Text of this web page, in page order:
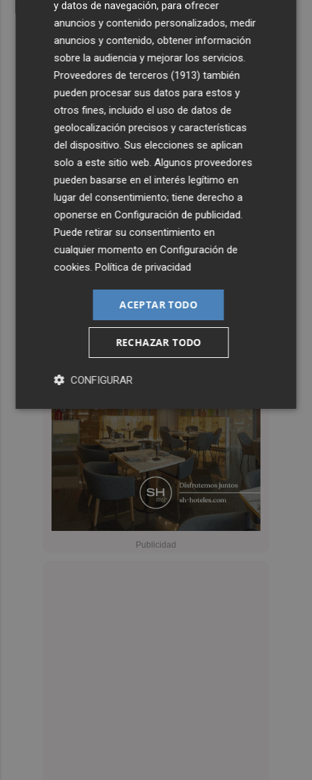
y datos de navegación, para ofrecer
anuncios y contenido personalizados, medir
anuncios y contenido, obtener información
sobre la audiencia y mejorar los servicios.
Proveedores de terceros (1913) también
pueden procesar sus datos para estos y
otros fines, incluido el uso de datos de
geolocalización precisos y características
del dispositivo. Sus elecciones se aplican
solo a este sitio web. Algunos proveedores
pueden basarse en el interés legítimo en
lugar del consentimiento; tiene derecho a
oponerse enConfiguración de publicidad
Puede retirar su consentimiento en
cualquier momento enConfiguración de
cookies .Política de privacidad
ACEPTAR TODO
RECHAZAR TODO
CONFIGURAR